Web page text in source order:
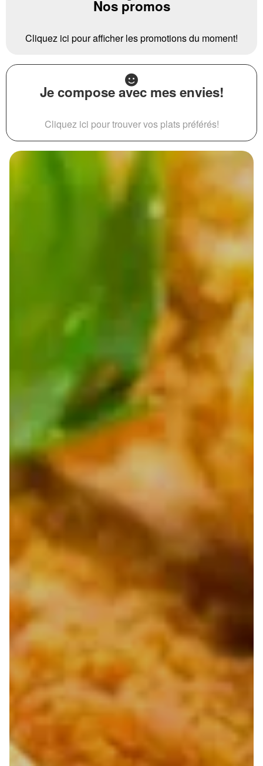
Nos promos
Cliquez ici pour afficher les promotions du moment!
Je compose avec mes envies!
Cliquez ici pour trouver vos plats préférés!